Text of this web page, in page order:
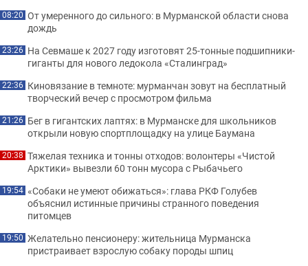
08:20 От умеренного до сильного: в Мурманской области снова
дождь
23:26 На Севмаше к 2027 году изготовят 25-тонные подшипники-
гиганты для нового ледокола «Сталинград»
22:36 Киновязание в темноте: мурманчан зовут на бесплатный
творческий вечер с просмотром фильма
21:26 Бег в гигантских лаптях: в Мурманске для школьников
открыли новую спортплощадку на улице Баумана
20:38 Тяжелая техника и тонны отходов: волонтеры «Чистой
Арктики» вывезли 60 тонн мусора с Рыбачьего
19:54 «Собаки не умеют обижаться»: глава РКФ Голубев
объяснил истинные причины странного поведения
питомцев
19:50 Желательно пенсионеру: жительница Мурманска
пристраивает взрослую собаку породы шпиц